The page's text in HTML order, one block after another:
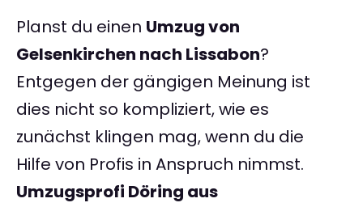
Planst du einen Umzug von
Gelsenkirchen nach Lissabon?
Entgegen der gängigen Meinung ist
dies nicht so kompliziert, wie es
zunächst klingen mag, wenn du die
Hilfe von Profis in Anspruch nimmst.
Umzugsprofi Döring aus